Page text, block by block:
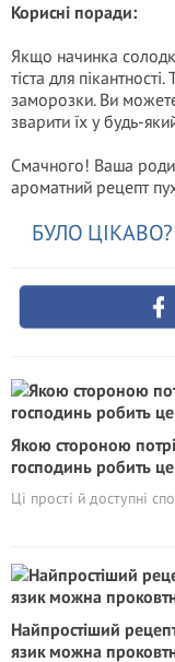
Корисні поради:
Якщо начинка
тіста для
заморозки. Ви
зварити їх у будь-
Смачного! Ваша
ароматний рецепт
БУЛО
Якою стороною
господинь робить
Ці прості й доступні
Найпростіший
язик можна